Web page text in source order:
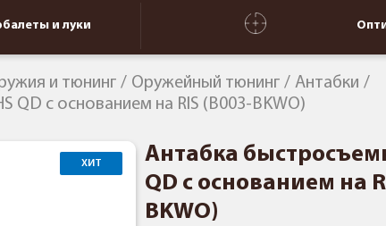
и луки
и тюнинг Оружейный тюнинг
Антабки
QD с основанием на RIS (B003-BKWO)
ХИТ
Антабка
QD с основанием на
BKWO)